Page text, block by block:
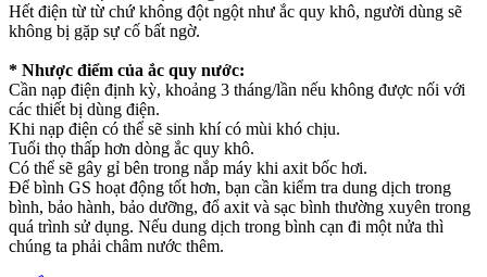
Hết điện từ từ chứ không đột ngột như ắc quy khô, người dùng sẽ
không bị gặp sự cố bất ngờ.
* Nhược điểm của ắc quy nước:
Cần nạp điện định kỳ, khoảng 3 tháng/lần nếu không được nối với
các thiết bị dùng điện.
Khi nạp điện có thể sẽ sinh khí có mùi khó chịu.
Tuổi thọ thấp hơn dòng ắc quy khô.
Có thể sẽ gây gỉ bên trong nắp máy khi axit bốc hơi.
Để bình GS hoạt động tốt hơn, bạn cần kiểm tra dung dịch trong
bình, bảo hành, bảo dưỡng, đổ axit và sạc bình thường xuyên trong
quá trình sử dụng. Nếu dung dịch trong bình cạn đi một nửa thì
chúng ta phải châm nước thêm.